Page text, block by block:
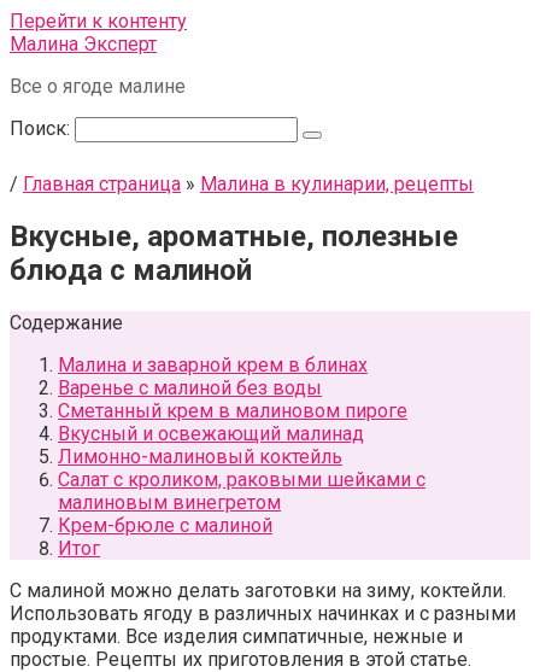
Перейти к контенту
Малина Эксперт
Все о ягоде малине
Поиск:
/ Главная страница » Малина в кулинарии, рецепты
Вкусные, ароматные, полезные
блюда с малиной
Содержание
Малина и заварной крем в блинах
Варенье с малиной без воды
Сметанный крем в малиновом пироге
Вкусный и освежающий малинад
Лимонно-малиновый коктейль
Салат с кроликом, раковыми шейками с
малиновым винегретом
Крем-брюле с малиной
Итог
С малиной можно делать заготовки на зиму, коктейли.
Использовать ягоду в различных начинках и с разными
продуктами. Все изделия симпатичные, нежные и
простые. Рецепты их приготовления в этой статье.